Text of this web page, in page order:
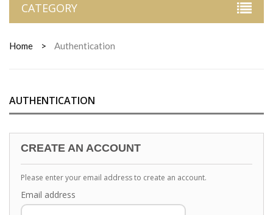
CATEGORY
Home > Authentication
AUTHENTICATION
CREATE AN ACCOUNT
Please enter your email address to create an account.
Email address